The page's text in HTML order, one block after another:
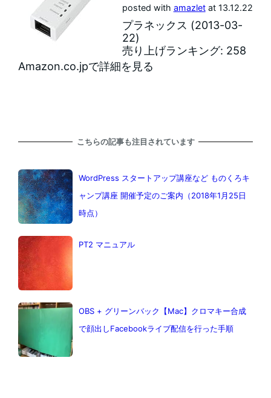
posted with amazletat 13.12.22
プラネックス (2013-03-
22)
売り上げランキング: 258
Amazon.co.jpで詳細を見る
こちらの記事も注目されています
WordPress スタートアップ講座など ものくろキ
ャンプ講座 開催予定のご案内（2018年1月25日
時点）
PT2 マニュアル
OBS + グリーンバック【Mac】クロマキー合成
で顔出しFacebookライブ配信を行った手順